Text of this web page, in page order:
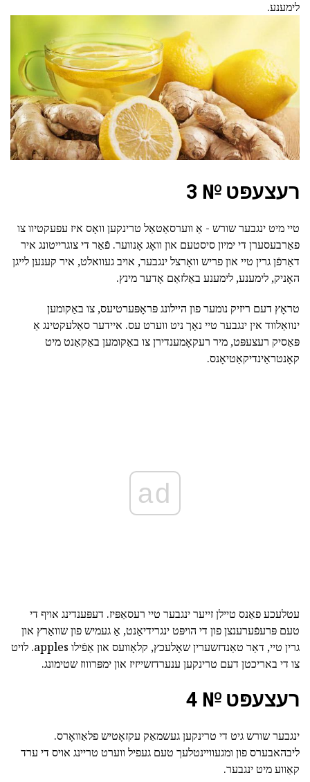
לימענע.
רעצעפּט № 3
טיי מיט ינגבער שורש - אַ ווערסאַטאַל טרינקען וואָס איז עפעקטיוו צו
פאַרבעסערן די ימיון סיסטעם און וואָג אָנווער. פֿאַר די צוגרייטונג איר
דאַרפֿן גרין טיי און פריש וואָרצל ינגבער, אויב געוואלט, איר קענען לייגן
האָניק, לימענע, לימענע באַלזאַם אָדער מינץ.
טראָץ דעם ריזיק נומער פון היילונג פּראָפּערטיעס, צו באַקומען
ינוואַלווד אין ינגבער טיי נאָך ניט ווערט עס. איידער סאַלעקטינג אַ
פּאַסיק רעצעפּט, מיר רעקאָמענדירן צו באַקומען באַקאַנט מיט
קאָנטראַינדיקאַטיאָנס.
ad
עטלעכע פאַנס טיילן זייער ינגבער טיי רעסאַפּיז. דעפּענדינג אויף די
טעם פּרעפֿערענצן פון די הויפּט ינגרידיאַנט, אַ געמיש פון שוואַרץ און
גרין טיי, דאַר טאַנדזשערין שאָלעכץ, קלאָוועס און אַפֿילו apples. לויט
צו די באריכטן דעם טרינקען ענערדזשייזיז און ימפּרוווז שטימונג.
רעצעפּט № 4
ינגבער שורש גיט די טרינקען געשמאַק עקזאָטיש פלאַוואָרס.
ליבהאבערס פון ומגעוויינטלעך טעם געפיל ווערט טריינג אויס די ערד
קאַווע מיט ינגבער.